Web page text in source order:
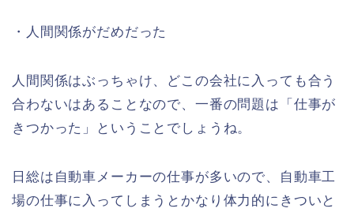
・人間関係がだめだった
人間関係はぶっちゃけ、どこの会社に入っても合う
合わないはあることなので、一番の問題は「仕事が
きつかった」ということでしょうね。
日総は自動車メーカーの仕事が多いので、自動車工
場の仕事に入ってしまうとかなり体力的にきついと